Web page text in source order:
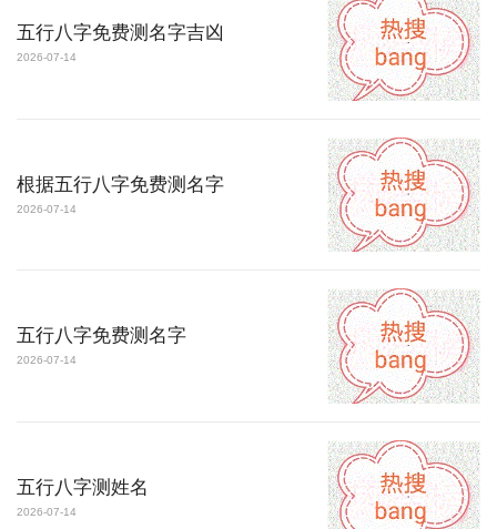
五行八字免费测名字吉凶
2026-07-14
根据五行八字免费测名字
2026-07-14
五行八字免费测名字
2026-07-14
五行八字测姓名
2026-07-14